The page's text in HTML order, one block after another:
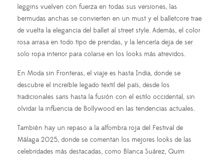
leggins vuelven con fuerza en todas sus versiones, las
bermudas anchas se convierten en un must y el balletcore trae
de vuelta la elegancia del ballet al street style. Además, el color
rosa arrasa en todo tipo de prendas, y la lencería deja de ser
solo ropa interior para colarse en los looks más atrevidos.
En Moda sin Fronteras, el viaje es hasta India, donde se
descubre el increíble legado textil del país, desde los
tradicionales saris hasta la fusión con el estilo occidental, sin
olvidar la influencia de Bollywood en las tendencias actuales.
También hay un repaso a la alfombra roja del Festival de
Málaga 2025, donde se comentan los mejores looks de las
celebridades más destacadas, como Blanca Suárez, Quim